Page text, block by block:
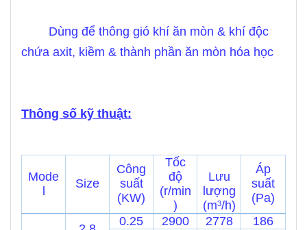
Dùng để thông gió khí ăn mòn & khí độc
chứa axit, kiềm & thành phần ăn mòn hóa học
Thông số kỹ thuật:
Mode
Size
Công
suất
(KW)
Tốc
độ
(r/min
)
Lưu
lượng
(m3/h)
Áp
suất
(Pa)
0.25 2900 2778
186